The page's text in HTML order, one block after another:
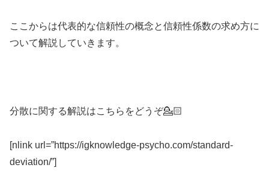
ここからは代表的な信頼性の概念と信頼性係数の求め方に
ついて解説していきます。
分散に関する解説はこちらをどうぞ💁🏻
[nlink url=”https://igknowledge-psycho.com/standard-
deviation/”]